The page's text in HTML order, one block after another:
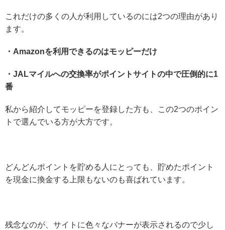
これだけの多くの人が利用しているのには2つの理由があり
ます。
・Amazonを利用できるのはモッピーだけ
・JALマイルへの交換率がポイントサイトの中で圧倒的に1
番
私から紹介してモッピーを登録した方も、この2つのポイン
トで選んでいる方が大方です。
どんどんポイントを貯める人にとっても、貯めたポイント
を現金に換金する上限もないのも喜ばれています。
残念なのが、サイトに色々なバナーが表示されるので少し